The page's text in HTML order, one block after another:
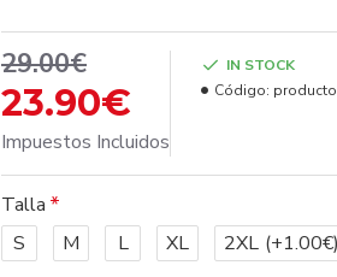
23.90€
29.00€
Impuestos Incluidos
IN STOCK
Código:
Talla
S
M L XL 2XL (+1.00€)